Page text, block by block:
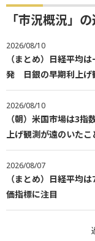
「市況概況」
2026/08/10
（まとめ）日経平均
発 日銀の早期利上げ
2026/08/10
（朝）米国市場は3
上げ観測が遠のいた
2026/08/07
（まとめ）日経平均
価指標に注目